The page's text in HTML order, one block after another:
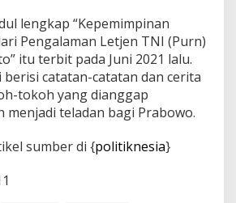
lengkap “Kepemimpinan
Pengalaman Letjen TNI (Purn)
itu terbit pada Juni 2021 lalu.
catatan-catatan dan cerita
tokoh yang dianggap
menjadi teladan bagi Prabowo.
sumber di {politiknesia}